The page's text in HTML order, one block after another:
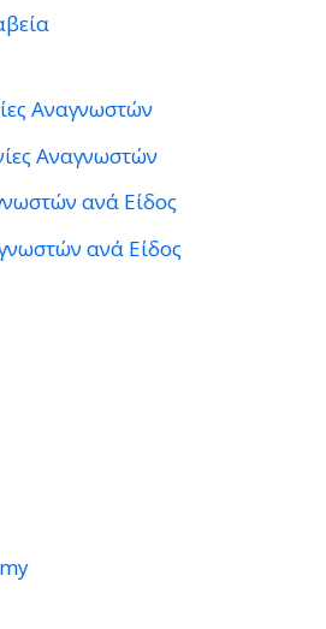
Αναγνωστών
Αναγνωστών
ανά Είδος
ανά Είδος